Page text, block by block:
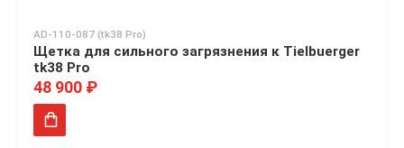
AD-110-087 (tk38 Pro)
Щетка для сильного загрязнения к Tielbuerger
tk38 Pro
48 900 ₽